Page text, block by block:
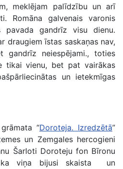
meklējam palīdzību un arī
Romāna galvenais varonis
pavada gandrīz visu dienu.
draugiem īstas saskaņas nav,
gandrīz neiespējami., toties
tikai vienu, bet pat vairākas
un ietekmīgas
“Doroteja. Izredzētā”
un Zemgales hercogieni
Šarloti Doroteju fon Bīronu
ka viņa bijusi skaista un